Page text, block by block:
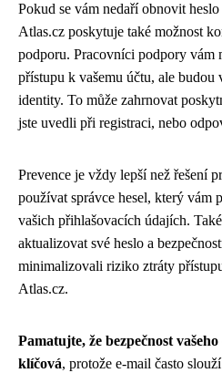
Pokud se vám nedaří obnovit
Atlas.cz poskytuje také možnost
podporu. Pracovníci podpory vám
přístupu k vašemu účtu, ale budou
identity. To může zahrnovat
jste uvedli při registraci, nebo
Prevence je vždy lepší než řešení
používat správce hesel, který vám
vašich přihlašovacích údajích.
aktualizovat své heslo a
minimalizovali riziko ztráty
Atlas.cz.
Pamatujte, že bezpečnost
klíčová, protože e-mail často